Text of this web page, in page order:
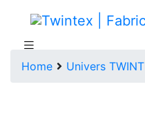
Home Univers